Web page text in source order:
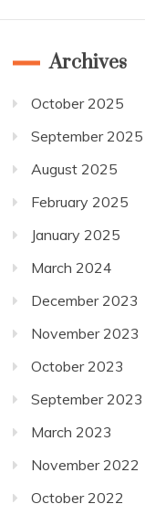
Archives
October 2025
September 2025
August 2025
February 2025
January 2025
March 2024
December 2023
November 2023
October 2023
September 2023
March 2023
November 2022
October 2022